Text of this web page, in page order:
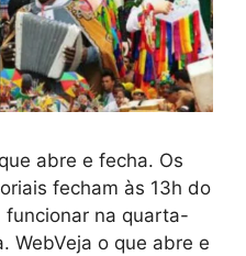
abre e fecha. Os
fecham às 13h do
funcionar na quarta-
WebVeja o que abre e